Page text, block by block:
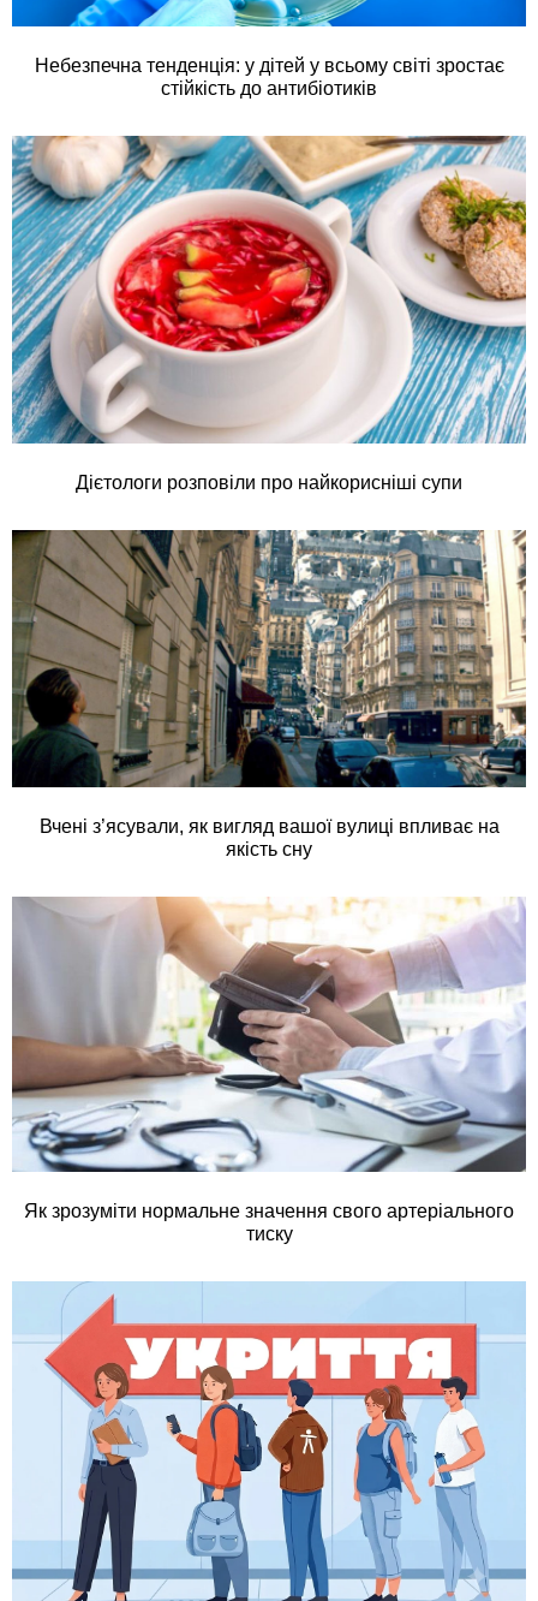
Небезпечна тенденція: у дітей у всьому світі зростає
стійкість до антибіотиків
Дієтологи розповіли про найкорисніші супи
Вчені з’ясували, як вигляд вашої вулиці впливає на
якість сну
Як зрозуміти нормальне значення свого артеріального
тиску